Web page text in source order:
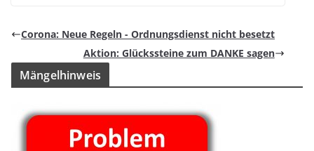
Corona: Neue Regeln - Ord­nungs­dienst nicht besetzt
Aktion: Glücks­steine zum DANKE sagen
Män­gel­hin­weis